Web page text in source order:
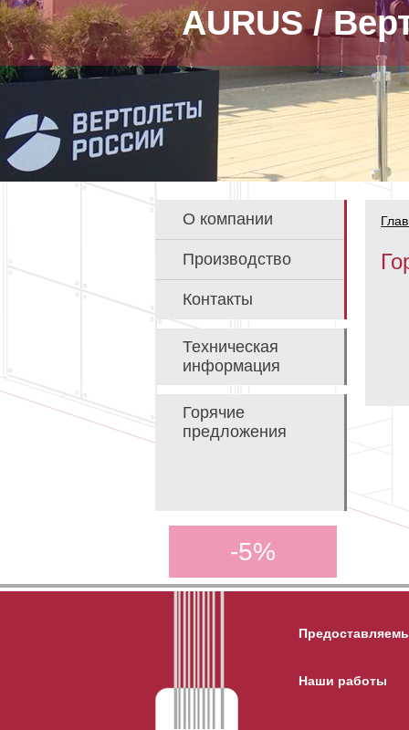
AURUS /
О компании
Производство
Контакты
Техническая
информация
Горячие
предложения
-5%
Наши работы